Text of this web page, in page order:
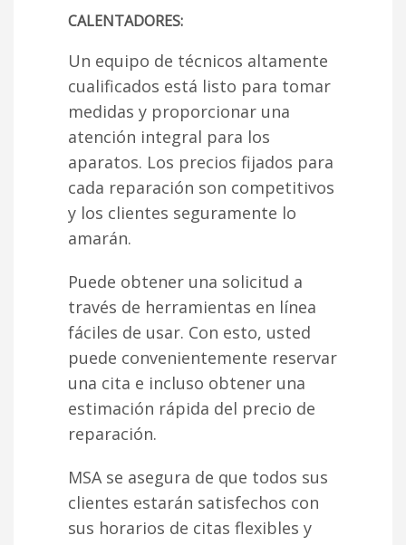
CALENTADORES:
Un equipo de técnicos altamente
cualificados está listo para tomar
medidas y proporcionar una
atención integral para los
aparatos. Los precios fijados para
cada reparación son competitivos
y los clientes seguramente lo
amarán.
Puede obtener una solicitud a
través de herramientas en línea
fáciles de usar. Con esto, usted
puede convenientemente reservar
una cita e incluso obtener una
estimación rápida del precio de
reparación.
MSA se asegura de que todos sus
clientes estarán satisfechos con
sus horarios de citas flexibles y